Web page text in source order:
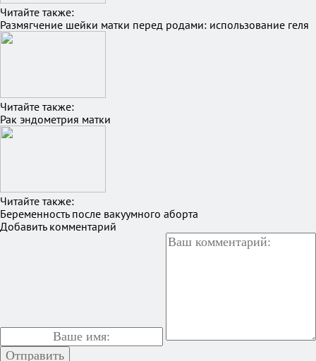
Читайте также:
Размягчение шейки матки перед родами: использование геля
Читайте также:
Рак эндометрия матки
Читайте также:
Беременность после вакуумного аборта
Добавить комментарий